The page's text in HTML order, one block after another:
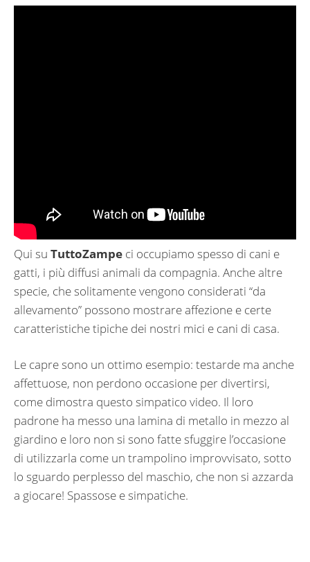
Qui su TuttoZampe ci occupiamo spesso di cani e
gatti, i più diffusi animali da compagnia. Anche altre
specie, che solitamente vengono considerati “da
allevamento” possono mostrare affezione e certe
caratteristiche tipiche dei nostri mici e cani di casa.
Le capre sono un ottimo esempio: testarde ma anche
affettuose, non perdono occasione per divertirsi,
come dimostra questo simpatico video. Il loro
padrone ha messo una lamina di metallo in mezzo al
giardino e loro non si sono fatte sfuggire l’occasione
di utilizzarla come un trampolino improvvisato, sotto
lo sguardo perplesso del maschio, che non si azzarda
a giocare! Spassose e simpatiche.